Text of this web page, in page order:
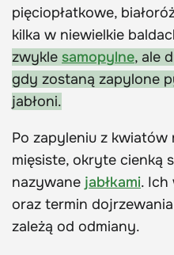
pięciopłatkowe,
kilka w niewielkie
zwykle samopylne, ale
gdy zostaną zapylone
jabłoni.
Po zapyleniu z kwiatów
mięsiste, okryte cienką
nazywane jabłkami. Ich
oraz termin
zależą od odmiany.